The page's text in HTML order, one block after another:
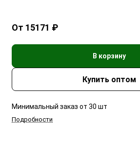
От 15171 ₽
В корзину
Минимальный заказ от 30 шт
Подробности